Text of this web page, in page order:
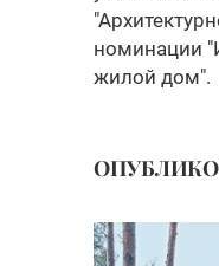
номинации
жилой дом".